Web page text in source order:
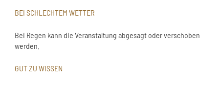
BEI SCHLECHTEM WETTER
Bei Regen kann die Veranstaltung abgesagt oder verschoben
werden.
GUT ZU WISSEN